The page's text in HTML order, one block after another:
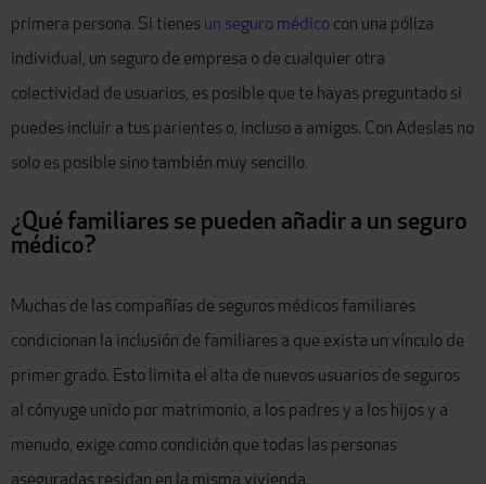
primera persona. Si tienes un seguro médico con una póliza
individual, un seguro de empresa o de cualquier otra
colectividad de usuarios, es posible que te hayas preguntado si
puedes incluir a tus parientes o, incluso a amigos. Con Adeslas no
solo es posible sino también muy sencillo.
¿Qué familiares se pueden añadir a un seguro
médico?
Muchas de las compañías de seguros médicos familiares
condicionan la inclusión de familiares a que exista un vínculo de
primer grado. Esto limita el alta de nuevos usuarios de seguros
al cónyuge unido por matrimonio, a los padres y a los hijos y a
menudo, exige como condición que todas las personas
aseguradas residan en la misma vivienda.